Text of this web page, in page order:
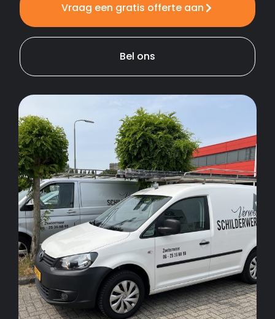
Vraag een gratis offerte aan
Bel ons